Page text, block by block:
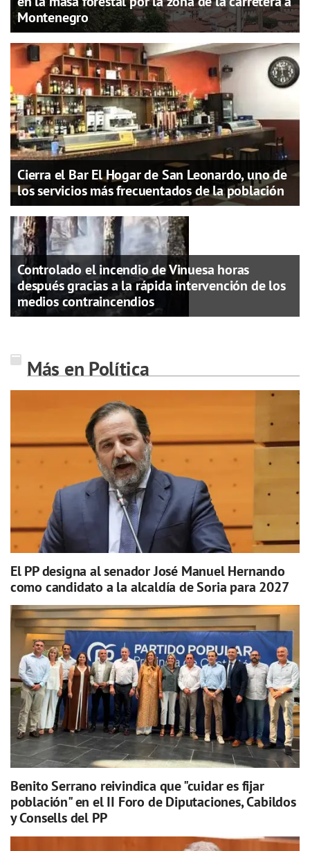
Montenegro
Cierra el Bar El Hogar de San Leonardo, uno de
los servicios más frecuentados de la población
Controlado el incendio de Vinuesa horas
después gracias a la rápida intervención de los
medios contraincendios
Más en Política
El PP designa al senador José Manuel Hernando
como candidato a la alcaldía de Soria para 2027
Benito Serrano reivindica que "cuidar es fijar
población" en el II Foro de Diputaciones, Cabildos
y Consells del PP